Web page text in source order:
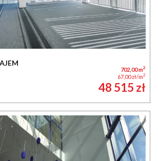
702,00 m2
67,00 zł/m2
48 515 zł